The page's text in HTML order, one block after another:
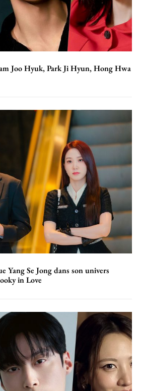
Joo Hyuk, Park Ji Hyun, Hong Hwa
Yang Se Jong dans son univers
in Love